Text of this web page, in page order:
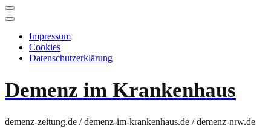
Impressum
Cookies
Datenschutzerklärung
Demenz im Krankenhaus
demenz-zeitung.de / demenz-im-krankenhaus.de / demenz-nrw.de